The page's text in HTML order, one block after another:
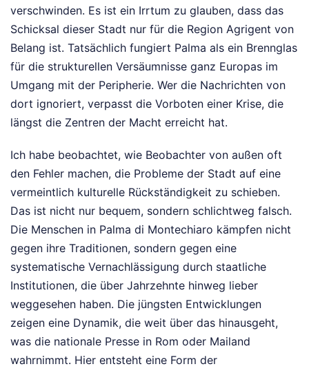
verschwinden. Es ist ein Irrtum zu glauben, dass das
Schicksal dieser Stadt nur für die Region Agrigent von
Belang ist. Tatsächlich fungiert Palma als ein Brennglas
für die strukturellen Versäumnisse ganz Europas im
Umgang mit der Peripherie. Wer die Nachrichten von
dort ignoriert, verpasst die Vorboten einer Krise, die
längst die Zentren der Macht erreicht hat.
Ich habe beobachtet, wie Beobachter von außen oft
den Fehler machen, die Probleme der Stadt auf eine
vermeintlich kulturelle Rückständigkeit zu schieben.
Das ist nicht nur bequem, sondern schlichtweg falsch.
Die Menschen in Palma di Montechiaro kämpfen nicht
gegen ihre Traditionen, sondern gegen eine
systematische Vernachlässigung durch staatliche
Institutionen, die über Jahrzehnte hinweg lieber
weggesehen haben. Die jüngsten Entwicklungen
zeigen eine Dynamik, die weit über das hinausgeht,
was die nationale Presse in Rom oder Mailand
wahrnimmt. Hier entsteht eine Form der